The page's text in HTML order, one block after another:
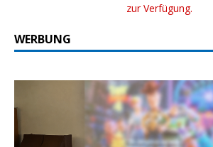
zur Verfügung.
WERBUNG